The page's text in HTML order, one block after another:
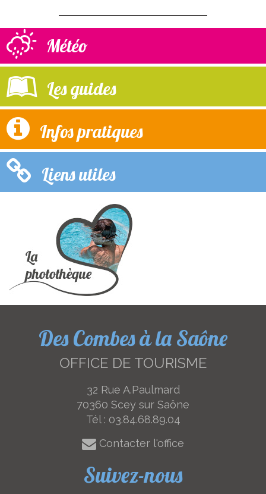
Météo
Les guides
Infos pratiques
Liens utiles
Des Combes à la Saône
OFFICE DE TOURISME
32 Rue A.Paulmard
70360 Scey sur Saône
Tél : 03.84.68.89.04
Contacter l'office
Suivez-nous